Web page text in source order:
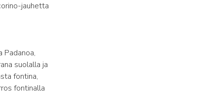
jauhetta
Padanoa,
suolalla ja
fontina,
fontinalla